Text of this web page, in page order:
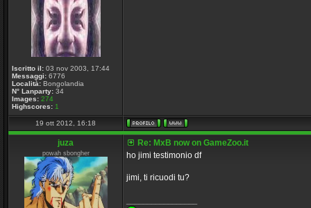
Iscritto il: 03 nov 2003, 17:44
Messaggi: 6776
Località: Bongolandia
N° Lanparty: 34
Images: 274
Highscores: 1
19 ott 2012, 16:18
juza
powah sbongher
Re: MxB now on GameZoo.it
ho jimi testimonio df
jimi, ti ricuodi tu?